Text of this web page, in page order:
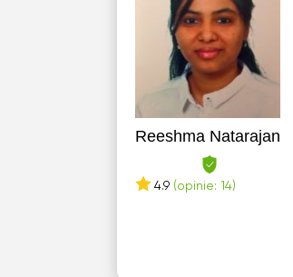
Reeshma Natarajan
4.9 (opinie: 14)